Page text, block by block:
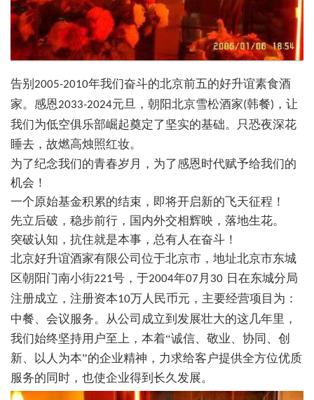
告别 2005-2010年我们奋斗的北京前五的好升谊素食酒
家。感恩2033-2024元旦，朝阳北京雪松酒家(韩餐) ，让
我们为低空俱乐部崛起奠定了坚实的基础。只恐夜深花
睡去，故燃高烛照红妆。
为了纪念我们的青春岁月，为了感恩时代赋予给我们的
机会！
一个原始基金积累的结束，即将开启新的飞天征程！
先立后破，稳步前行，国内外交相辉映，落地生花。
突破认知，抗住就是本事，总有人在奋斗！
北京好升谊酒家有限公司位于北京市，地址北京市东城
区朝阳门南小街221号，于2004年07 月 30 日在东城分局
注册成立，注册资本10万人民币元，主要经营项目为：
中餐、会议服务。从公司成立到发展壮大的这几年里，
我们始终坚持用户至上，本着“诚信、敬业、协同、创
新、以人为本”的企业精神，力求给客户提供全方位优质
服务的同时，也使企业得到长久发展。